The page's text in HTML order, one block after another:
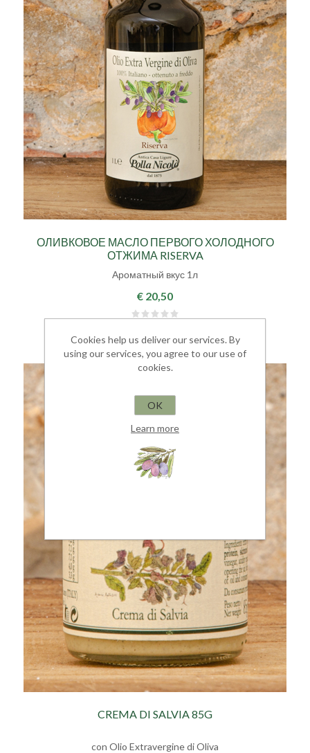
ОЛИВКОВОЕ МАСЛО ПЕРВОГО ХОЛОДНОГО
ОТЖИМА RISERVA
Ароматный вкус 1л
€ 20,50
CREMA DI SALVIA 85G
con Olio Extravergine di Oliva
Cookies help us deliver our services. By
using our services, you agree to our use of
cookies.
OK
Learn more